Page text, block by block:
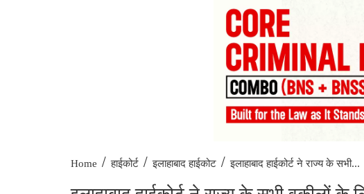
Home / हाईकोर्ट / इलाहाबाद हाईकोट / इलाहाबाद हाईकोर्ट ने राज्य के सभी...